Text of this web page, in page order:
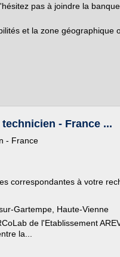
pas à joindre la
et la zone géographique
- France ...
- France
correspondantes à votre
Gartempe, Haute-Vienne
de l'Etablissement
la...